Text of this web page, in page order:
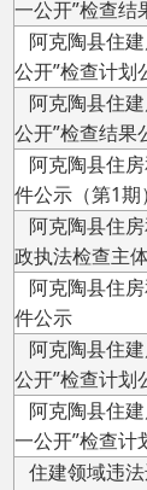
阿克陶县住房
件公示（第1期）
阿克陶县住房和
政执法检查主体
阿克陶县住房
件公示
阿克陶县住建
公开”检查计划公示
阿克陶县住建
一公开”检查计划
住建领域违法
圾案
住建领域违法
堆放物料从事经
住建领域违法
路案从事经营案
住建领域违法违
封案